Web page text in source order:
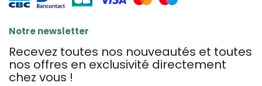
Notre newsletter
Recevez toutes nos nouveautés et toutes
nos offres en exclusivité directement
chez vous !